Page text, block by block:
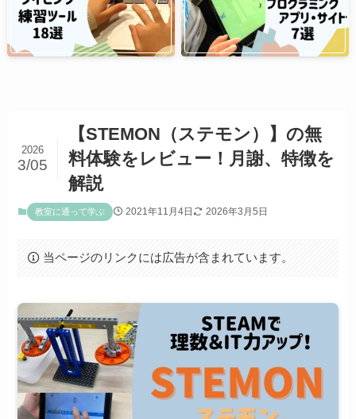
【STEMON（ステモン）】の無
料体験をレビュー！月謝、特徴を
解説
2026
3/05
教室に通って学ぶ 2021年11月4日 2026年3月5日
当ページのリンクには広告が含まれています。